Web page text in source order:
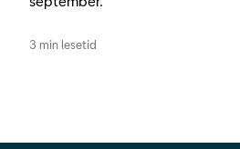
3 min lesetid